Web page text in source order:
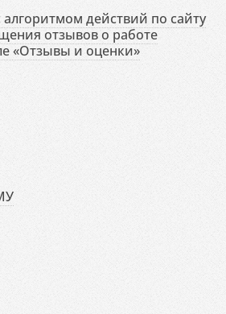
алгоритмом действий по сайту
отзывов о работе
«Отзывы и оценки»